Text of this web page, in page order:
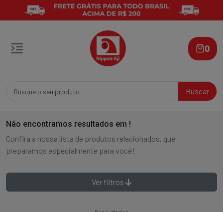
Buscar
0
Não encontramos resultados em !
Confira a nossa lista de produtos relacionados, que
preparamos especialmente para você!
Ver filtros